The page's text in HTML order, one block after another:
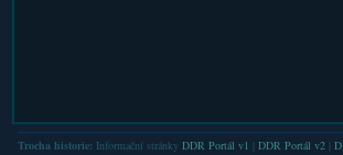
Trocha historie: Informační stránky DDR Portál v1 DDR Portál v2|